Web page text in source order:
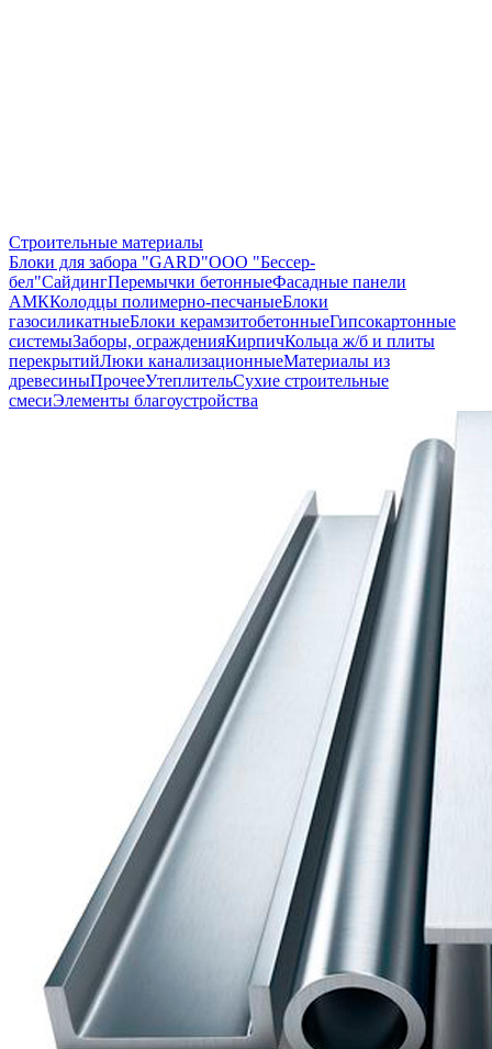
Строительные материалы
Блоки для забора "GARD"ООО "Бессер-
бел"СайдингПеремычки бетонныеФасадные панели
АМККолодцы полимерно-песчаныеБлоки
газосиликатныеБлоки керамзитобетонныеГипсокартонные
системыЗаборы, огражденияКирпичКольца ж/б и плиты
перекрытийЛюки канализационныеМатериалы из
древесиныПрочееУтеплительСухие строительные
смесиЭлементы благоустройства